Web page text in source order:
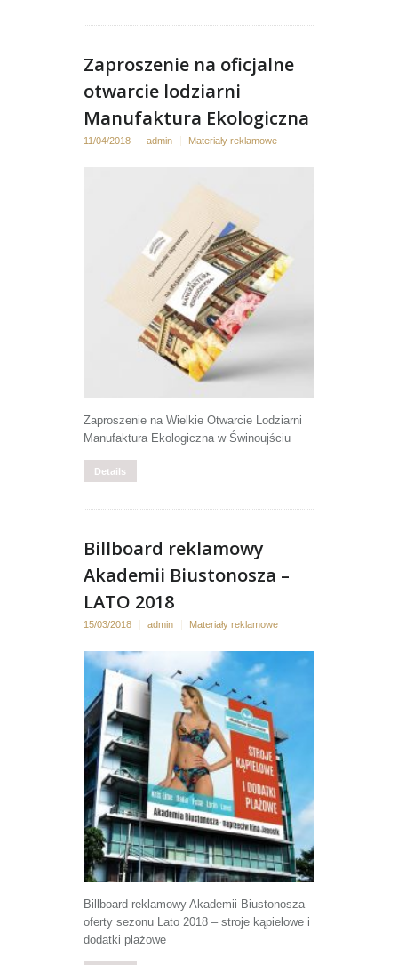
Zaproszenie na oficjalne
otwarcie lodziarni
Manufaktura Ekologiczna
11/04/2018 admin Materiały reklamowe
Zaproszenie na Wielkie Otwarcie Lodziarni
Manufaktura Ekologiczna w Świnoujściu
Details
Billboard reklamowy
Akademii Biustonosza –
LATO 2018
15/03/2018 admin Materiały reklamowe
Billboard reklamowy Akademii Biustonosza
oferty sezonu Lato 2018 – stroje kąpielowe i
dodatki plażowe